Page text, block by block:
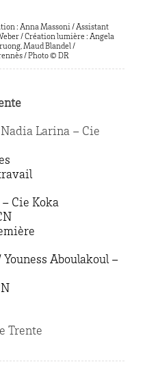
: Anna Massoni / Assistant
/ Création lumière : Angela
Maud Blandel /
/ Photo © DR
Larina – Cie
Cie Koka
Aboulakoul –
Trente